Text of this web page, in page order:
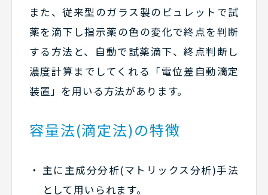
また、従来型のガラス製のビュレットで試
薬を滴下し指示薬の色の変化で終点を判断
する方法と、自動で試薬滴下、終点判断し
濃度計算までしてくれる「電位差自動滴定
装置」を用いる方法があります。
容量法(滴定法)の特徴
主に主成分分析(マトリックス分析)手法
として用いられます。